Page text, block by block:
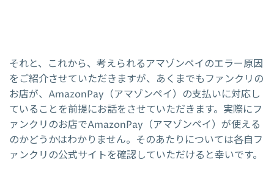
それと、これから、考えられるアマゾンペイのエラー原因
をご紹介させていただきますが、あくまでもファンクリの
お店が、AmazonPay（アマゾンペイ）の支払いに対応し
ていることを前提にお話をさせていただきます。実際にフ
ァンクリのお店でAmazonPay（アマゾンペイ）が使える
のかどうかはわかりません。そのあたりについては各自フ
ァンクリの公式サイトを確認していただけると幸いです。